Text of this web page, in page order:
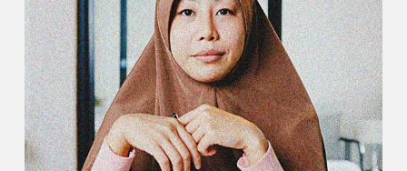
fermement
l’adoption
du
projet
de
loi
9